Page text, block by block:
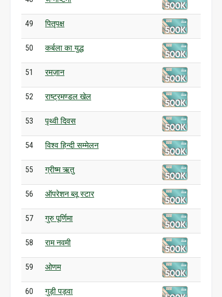
49 पितृपक्ष
50 कर्बला का युद्ध
51 रमज़ान
52 राष्ट्रमण्डल खेल
53 पृथ्वी दिवस
54 विश्व हिन्दी सम्मेलन
55 ग्रीष्म ऋतु
56 ऑपरेशन ब्लू स्टार
57 गुरु पूर्णिमा
58 राम नवमी
59 ओणम
60 गुड़ी पड़वा